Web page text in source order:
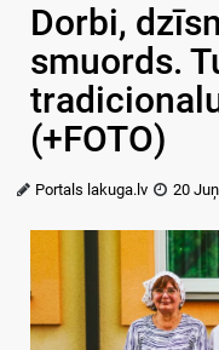
Dorbi,
smuords.
(+FOTO)
Portals lakuga.lv 20